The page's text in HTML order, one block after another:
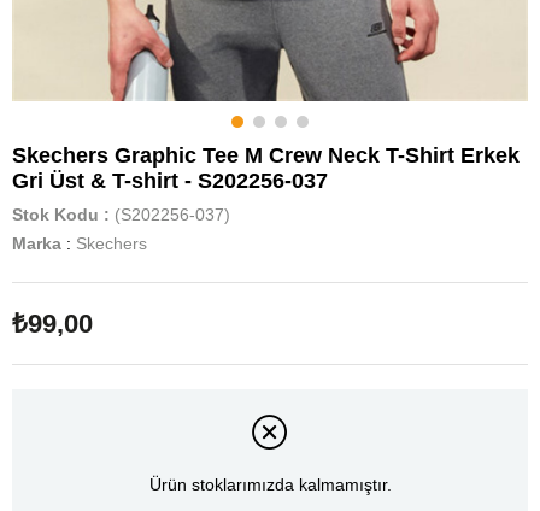
Skechers Graphic Tee M Crew Neck T-Shirt Erkek
Gri Üst & T-shirt - S202256-037
Stok Kodu
(S202256-037)
Marka : Skechers
₺99,00
Ürün stoklarımızda kalmamıştır.